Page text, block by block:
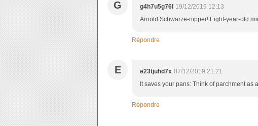
G g4h7u5g76l 19/12/2019 12:13
Arnold Schwarze-nipper! Eight-year-old
Répondre
E e23tjuhd7x 07/12/2019 21:21
It saves your pans: Think of parchment as
Répondre